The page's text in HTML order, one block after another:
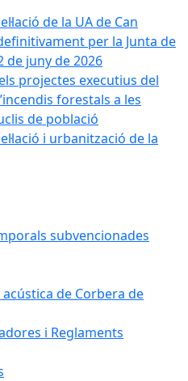
de la UA de Can
per la Junta de
de juny de 2026
projectes executius del
forestals a les
de població
i urbanització de la
subvencionades
de Corbera de
i Reglaments